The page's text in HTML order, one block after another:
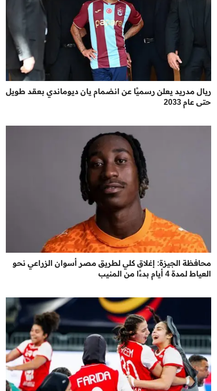
ريال مدريد يعلن رسميًا عن انضمام يان ديوماندي بعقد طويل
حتى عام 2033
محافظة الجيزة: إغلاق كلي لطريق مصر أسوان الزراعي نحو
العياط لمدة 4 أيام بدءًا من المنيب